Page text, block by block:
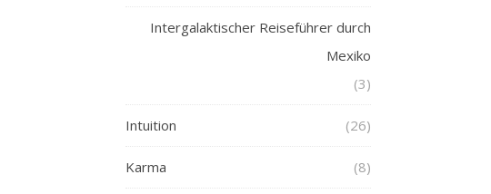
Intergalaktischer Reiseführer durch
Mexiko
(3)
Intuition (26)
Karma (8)